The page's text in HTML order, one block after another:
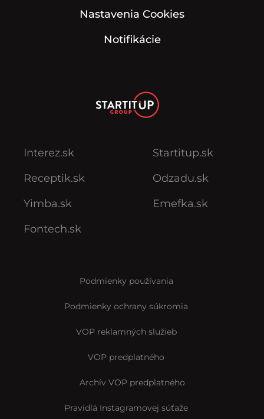
Nastavenia Cookies
Notifikácie
Interez.sk
Receptik.sk
Yimba.sk
Fontech.sk
Startitup.sk
Odzadu.sk
Emefka.sk
Podmienky používania
Podmienky ochrany súkromia
VOP reklamných služieb
VOP predplatného
Archív VOP predplatného
Pravidlá Instagramovej súťaže